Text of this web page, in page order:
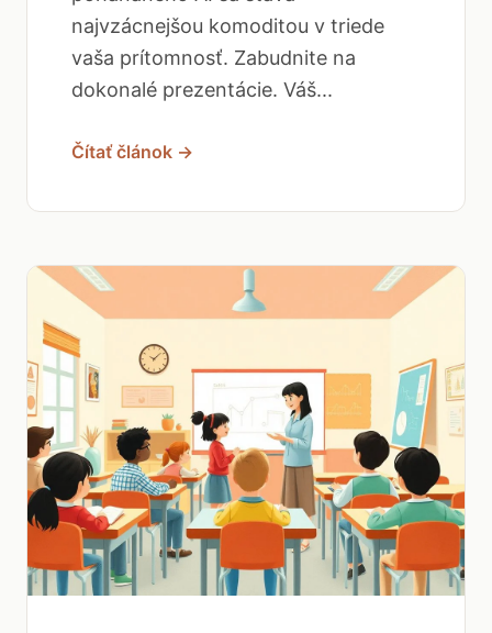
najvzácnejšou komoditou v triede
vaša prítomnosť. Zabudnite na
dokonalé prezentácie. Váš...
Čítať článok →